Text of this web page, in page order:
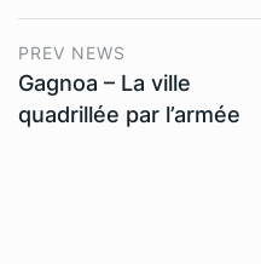
PREV NEWS
Gagnoa – La ville
quadrillée par l’armée